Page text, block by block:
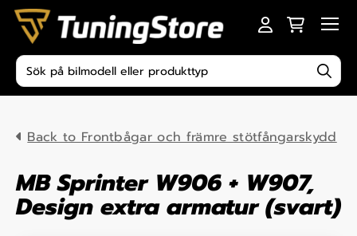
Skip to content
Produktsökning
Back to Frontbågar och främre stötfångarskydd
MB Sprinter W906 + W907,
Design extra armatur (svart)